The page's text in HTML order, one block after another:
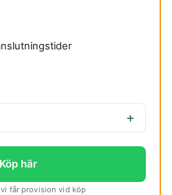
Köp här
vi får provision vid köp